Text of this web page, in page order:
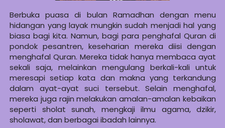
Berbuka puasa di bulan Ramadhan dengan menu
hidangan yang layak mungkin sudah menjadi hal yang
biasa bagi kita. Namun, bagi para penghafal Quran di
pondok pesantren, keseharian mereka diisi dengan
menghafal Quran. Mereka tidak hanya membaca ayat
sekali saja, melainkan mengulang berkali-kali untuk
meresapi setiap kata dan makna yang terkandung
dalam ayat-ayat suci tersebut. Selain menghafal,
mereka juga rajin melakukan amalan-amalan kebaikan
seperti sholat sunah, mengkaji ilmu agama, dzikir,
sholawat, dan berbagai ibadah lainnya.